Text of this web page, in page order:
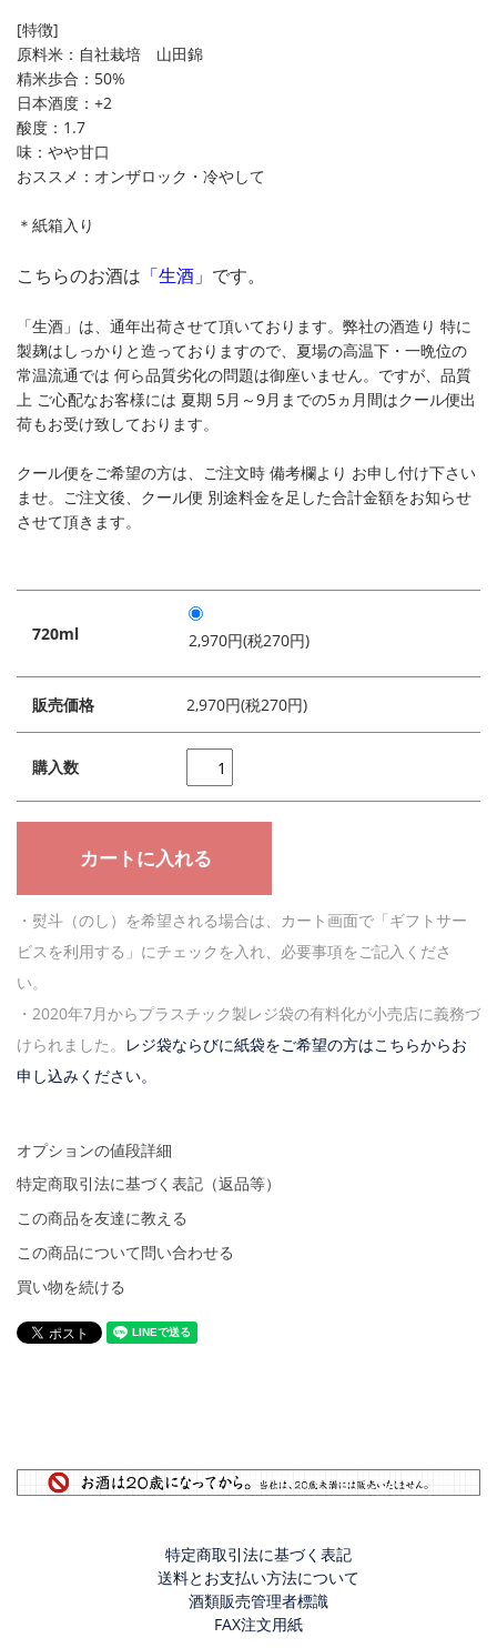
[特徴]
原料米：自社栽培 山田錦
精米歩合：50%
日本酒度：+2
酸度：1.7
味：やや甘口
おススメ：オンザロック・冷やして
＊紙箱入り
こちらのお酒は 「生酒」 です。
「生酒」は、通年出荷させて頂いております。弊社の酒造り 特に
製麹はしっかりと造っておりますので、夏場の高温下・一晩位の
常温流通では 何ら品質劣化の問題は御座いません。ですが、品質
上 ご心配なお客様には 夏期 5月～9月までの5ヵ月間はクール便出
荷もお受け致しております。
クール便をご希望の方は、ご注文時 備考欄より お申し付け下さい
ませ。ご注文後、クール便 別途料金を足した合計金額をお知らせ
させて頂きます。
720ml 2,970円(税270円)
販売価格 2,970円(税270円)
購入数
・熨斗（のし）を希望される場合は、カート画面で「ギフトサー
ビスを利用する」にチェックを入れ、必要事項をご記入くださ
い。
・2020年7月からプラスチック製レジ袋の有料化が小売店に義務づ
けられました。
レジ袋ならびに紙袋をご希望の方はこちらからお
申し込みください。
オプションの値段詳細
特定商取引法に基づく表記（返品等）
この商品を友達に教える
この商品について問い合わせる
買い物を続ける
特定商取引法に基づく表記
送料とお支払い方法について
酒類販売管理者標識
FAX注文用紙